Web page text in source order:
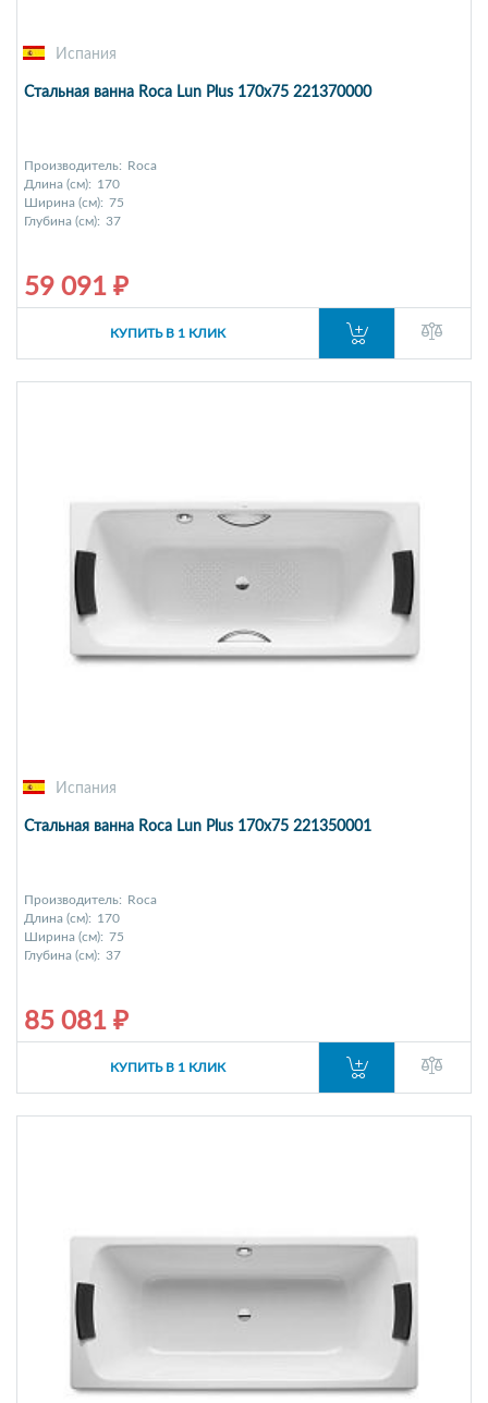
Испания
Стальная ванна Roca Lun Plus 170x75 221370000
Производитель: Roca
Длина (см): 170
Ширина (см): 75
Глубина (см): 37
59 091 ₽
КУПИТЬ В 1 КЛИК
Испания
Стальная ванна Roca Lun Plus 170x75 221350001
Производитель: Roca
Длина (см): 170
Ширина (см): 75
Глубина (см): 37
85 081 ₽
КУПИТЬ В 1 КЛИК